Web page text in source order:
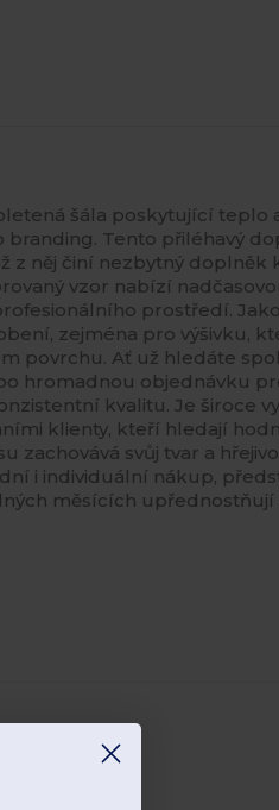
šála poskytující
branding. Tento přiléhavý
z něj činí nezbytný doplněk
vzor nabízí
prostředí.
zejména pro výšivku,
povrchu. Ať už hledáte
hromadnou objednávku
kvalitu. Je široce
klienty, kteří hledají
zachovává svůj tvar a
i individuální nákup,
měsících upřednostňují